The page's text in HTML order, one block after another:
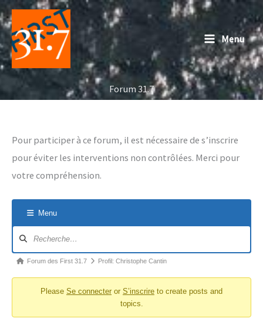
Aller
au
contenu
Menu
Forum 31.7
Pour participer à ce forum, il est nécessaire de s’inscrire
pour éviter les interventions non contrôlées. Merci pour
votre compréhension.
Menu
forum
Fil Forum des First 31.7 Profil: Christophe Cantin
Please Se connecter or S’inscrire to create posts and
topics.